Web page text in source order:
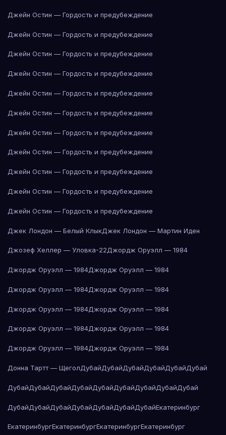
Джейн Остин — Гордость и предубеждение
Джейн Остин — Гордость и предубеждение
Джейн Остин — Гордость и предубеждение
Джейн Остин — Гордость и предубеждение
Джейн Остин — Гордость и предубеждение
Джейн Остин — Гордость и предубеждение
Джейн Остин — Гордость и предубеждение
Джейн Остин — Гордость и предубеждение
Джейн Остин — Гордость и предубеждение
Джейн Остин — Гордость и предубеждение
Джейн Остин — Гордость и предубеждение
Джек Лондон — Белый КлыкДжек Лондон — Мартин Иден
Джозеф Хеллер — Уловка-22Джордж Оруэлл — 1984
Джордж Оруэлл — 1984Джордж Оруэлл — 1984
Джордж Оруэлл — 1984Джордж Оруэлл — 1984
Джордж Оруэлл — 1984Джордж Оруэлл — 1984
Джордж Оруэлл — 1984Джордж Оруэлл — 1984
Джордж Оруэлл — 1984Джордж Оруэлл — 1984
Донна Тартт — ЩеголДубайДубайДубайДубайДубайДубай
ДубайДубайДубайДубайДубайДубайДубайДубайДубай
ДубайДубайДубайДубайДубайДубайДубайЕкатеринбург
ЕкатеринбургЕкатеринбургЕкатеринбургЕкатеринбург